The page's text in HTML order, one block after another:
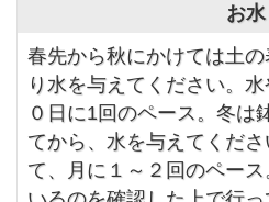
お水
春先から秋にかけては土
り水を与えてください。
０日に1回のペース。冬は
てから、水を与えてくだ
て、月に１～２回のペー